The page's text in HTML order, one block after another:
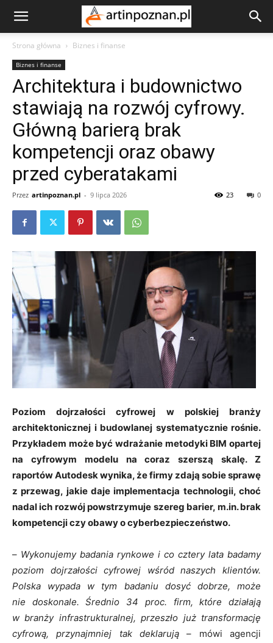
Strona główna Biznes i finanse
Biznes i finanse
Architektura i budownictwo
stawiają na rozwój cyfrowy.
Główną barierą brak
kompetencji oraz obawy
przed cyberatakami
Przez artinpoznan.pl - 9 lipca 2026 0
23
Poziom dojrzałości cyfrowej w polskiej branży
architektonicznej i budowlanej systematycznie rośnie.
Przykładem może być wdrażanie metodyki BIM opartej
na cyfrowym modelu na coraz szerszą skalę. Z
raportów Autodesk wynika, że firmy zdają sobie sprawę
z przewag, jakie daje implementacja technologii, choć
nadal ich rozwój powstrzymuje szereg barier, m.in. brak
kompetencji czy obawy o cyberbezpieczeństwo.
– Wykonujemy badania rynkowe i co cztery lata badamy
poziom dojrzałości cyfrowej wśród naszych klientów.
Polska wypada w tym badaniu dosyć dobrze, może
nie doskonale. Średnio 34 proc. firm, które działają
w branży infrastrukturalnej, przeszło już transformację
cyfrową, przynajmniej tak deklarują – mówi agencji